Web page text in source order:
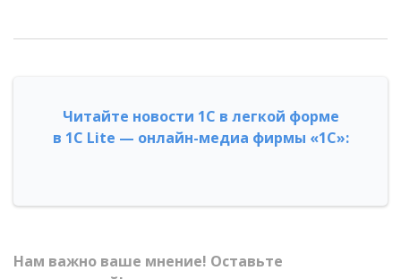
Читайте новости 1С в легкой форме
в 1С Lite — онлайн-медиа фирмы «1С»:
Нам важно ваше мнение! Оставьте